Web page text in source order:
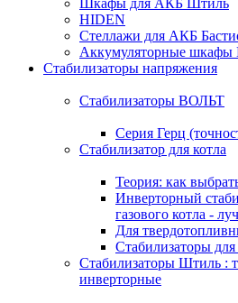
Шкафы для АКБ Штиль
HIDEN
Стеллажи для АКБ
Аккумуляторные шкафы
Стабилизаторы напряжения
Стабилизаторы ВОЛЬТ
Серия Герц
Стабилизатор для котла
Теория: как
Инверторный
газового котла -
Для
Стабилизаторы
Стабилизаторы Штиль :
инверторные